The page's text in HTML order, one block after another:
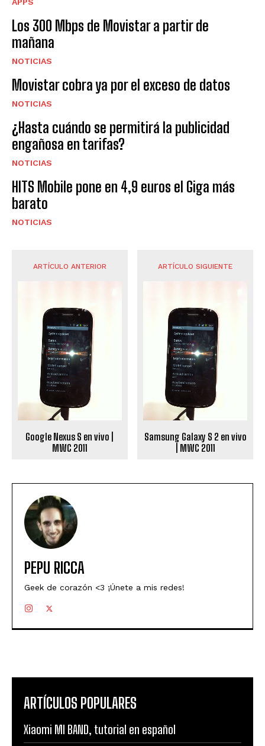
Los 300 Mbps de Movistar a partir de
mañana
NOTICIAS
Movistar cobra ya por el exceso de datos
NOTICIAS
¿Hasta cuándo se permitirá la publicidad
engañosa en tarifas?
NOTICIAS
HITS Mobile pone en 4,9 euros el Giga más
barato
NOTICIAS
ARTÍCULO ANTERIOR
Google Nexus S en vivo |
MWC 2011
ARTÍCULO SIGUIENTE
Samsung Galaxy S 2 en vivo
| MWC 2011
PEPU RICCA
Geek de corazón <3 ¡Únete a mis redes!
ARTÍCULOS POPULARES
Xiaomi MI BAND, tutorial en español